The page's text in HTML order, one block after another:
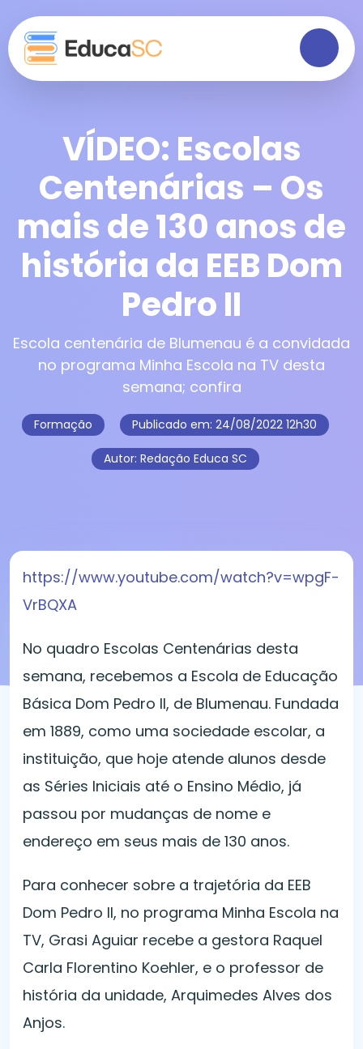
VÍDEO: Escolas
Centenárias – Os
mais de 130 anos de
história da EEB Dom
Pedro II
Escola centenária de Blumenau é a convidada
no programa Minha Escola na TV desta
semana; confira
Formação Publicado em: 24/08/2022 12h30
Autor: Redação Educa SC
https://www.youtube.com/watch?v=wpgF-
VrBQXA
No quadro Escolas Centenárias desta
semana, recebemos a Escola de Educação
Básica Dom Pedro II, de Blumenau. Fundada
em 1889, como uma sociedade escolar, a
instituição, que hoje atende alunos desde
as Séries Iniciais até o Ensino Médio, já
passou por mudanças de nome e
endereço em seus mais de 130 anos.
Para conhecer sobre a trajetória da EEB
Dom Pedro II, no programa Minha Escola na
TV, Grasi Aguiar recebe a gestora Raquel
Carla Florentino Koehler, e o professor de
história da unidade, Arquimedes Alves dos
Anjos.